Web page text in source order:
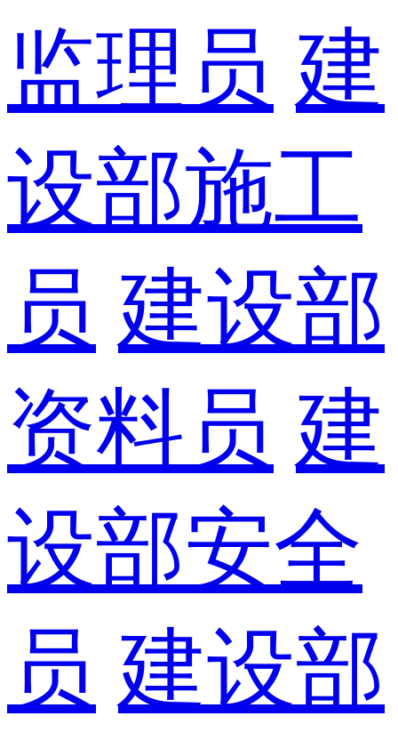
监理员 建
设部施工
员 建设部
资料员 建
设部安全
员 建设部